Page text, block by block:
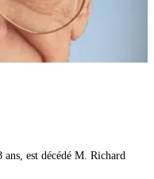
est décédé M. Richard